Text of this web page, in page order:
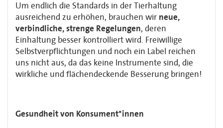
Um endlich die Standards in der Tierhaltung
ausreichend zu erhöhen, brauchen wir neue,
verbindliche, strenge Regelungen, deren
Einhaltung besser kontrolliert wird. Freiwillige
Selbstverpflichtungen und noch ein Label reichen
uns nicht aus, da das keine Instrumente sind, die
wirkliche und flächendeckende Besserung bringen!
Gesundheit von Konsument*innen